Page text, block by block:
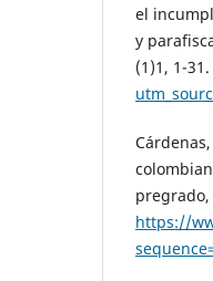
el
y
(1)1, 1-31.
https://